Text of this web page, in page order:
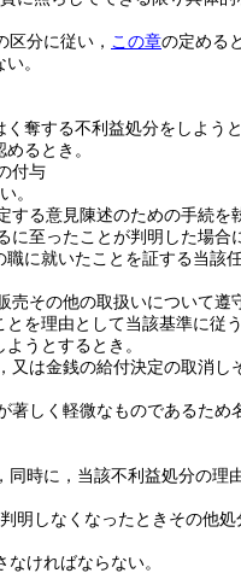
区分に従い， この章の定める
。
奪する不利益処分をしようと
るとき。
付与
。
する意見陳述のための手続を
至ったことが判明した場
に就いたことを証する当該
その他の取扱いについて
を理由として当該基準に
うとするとき。
は金銭の給付決定の取消
しく軽微なものであるた
時に，当該不利益処分の理
明しなくなったときその他
ければならない。